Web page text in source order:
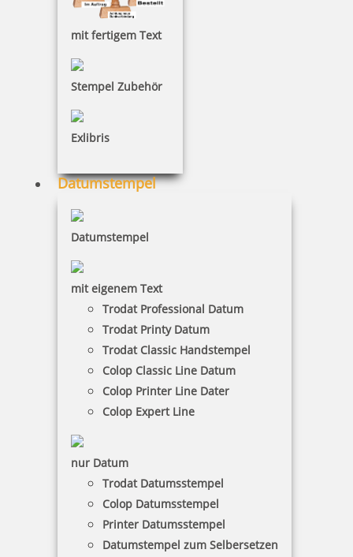
mit fertigem Text
Stempel Zubehör
Exlibris
Datumstempel
Datumstempel
mit eigenem Text
Trodat Professional Datum
Trodat Printy Datum
Trodat Classic Handstempel
Colop Classic Line Datum
Colop Printer Line Dater
Colop Expert Line
nur Datum
Trodat Datumsstempel
Colop Datumsstempel
Printer Datumsstempel
Datumstempel zum Selbersetzen
Colop Classic Line Datum
Colop Printer Line Dater
Colop Expert Line
97 Artikel in der Kategorie